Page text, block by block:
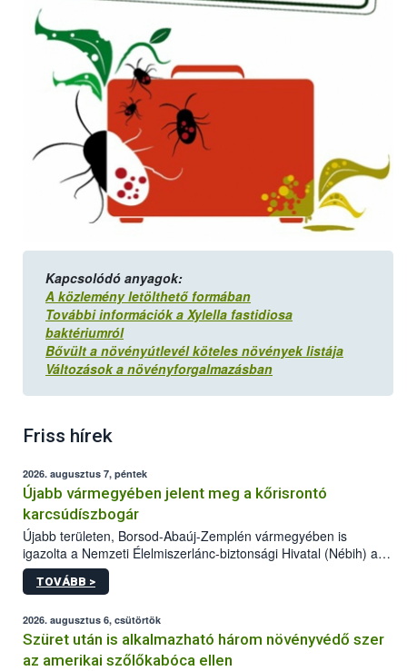
Kapcsolódó anyagok:
A közlemény letölthető formában
További információk a Xylella fastidiosa
baktériumról
Bővült a növényútlevél köteles növények listája
Változások a növényforgalmazásban
Friss hírek
2026. augusztus 7, péntek
Újabb vármegyében jelent meg a kőrisrontó
karcsúdíszbogár
Újabb területen, Borsod-Abaúj-Zemplén vármegyében is
igazolta a Nemzeti Élelmiszerlánc-biztonsági Hivatal (Nébih) a
kőrisrontó karcsúdíszbogár (Agrilus planipennis) jelenlétét. A
kártevőt nem csak színcsapdában találták meg, de már fertőzött
az intenzív felderítést, emellett az intézkedéseket a szlovák
hatósággal is összehangolják a terjedés megállítása érdekében.
TOVÁBB >
2026. augusztus 6, csütörtök
Szüret után is alkalmazható három növényvédő szer
az amerikai szőlőkabóca ellen